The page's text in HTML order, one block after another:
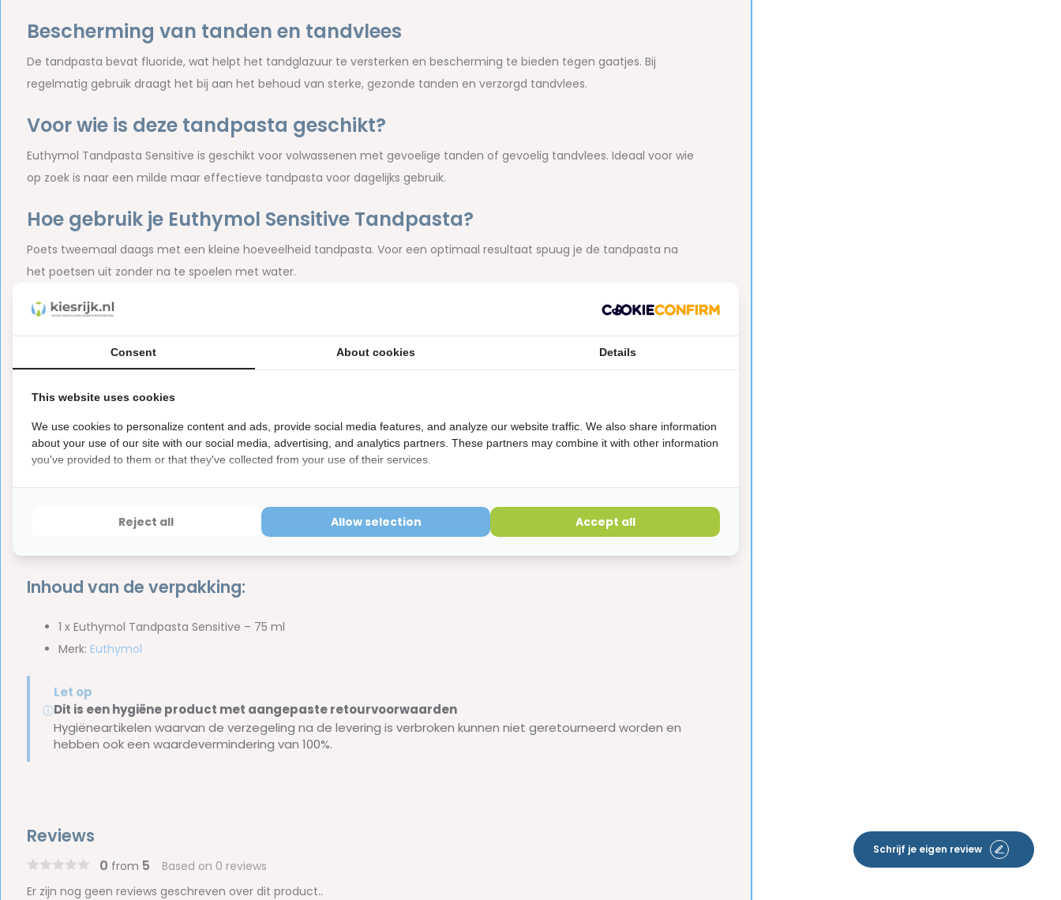
Bescherming van tanden en tandvlees
De tandpasta bevat fluoride, wat helpt het tandglazuur te versterken en bescherming te bieden tegen gaatjes. Bij
regelmatig gebruik draagt het bij aan het behoud van sterke, gezonde tanden en verzorgd tandvlees.
Voor wie is deze tandpasta geschikt?
Euthymol Tandpasta Sensitive is geschikt voor volwassenen met gevoelige tanden of gevoelig tandvlees. Ideaal voor wie
op zoek is naar een milde maar effectieve tandpasta voor dagelijks gebruik.
Hoe gebruik je Euthymol Sensitive Tandpasta?
Poets tweemaal daags met een kleine hoeveelheid tandpasta. Voor een optimaal resultaat spuug je de tandpasta na
het poetsen uit zonder na te spoelen met water.
Voordelen van Euthymol Sensitive Tandpasta
Helpt beschermen tegen tandgevoeligheid
Ondersteunt gezond tandvlees
Zorgt voor een fris en schoon mondgevoel
Ingrediënten van de gevoelige tanden tandpasta
Aqua, Sorbitol, Hydrated Silica, Glycerin, Sodium Lauryl Sulfate, Aroma, Cellulose Gum, Sodium Fluoride, Sodium Saccharin,
Inhoud van de verpakking:
1 x Euthymol Tandpasta Sensitive – 75 ml
Merk: Euthymol
ⓘ
Let op
Dit is een hygiëne product met aangepaste retourvoorwaarden
Hygiëneartikelen waarvan de verzegeling na de levering is verbroken kunnen niet geretourneerd worden en
hebben ook een waardevermindering van 100%.
Reviews
0 from 5 Based on 0 reviews
Schrijf je eigen review
Er zijn nog geen reviews geschreven over dit product..
Consent About cookies Details
This website uses cookies
We use cookies to personalize content and ads, provide social media features, and analyze our website traffic. We also share information
about your use of our site with our social media, advertising, and analytics partners. These partners may combine it with other information
you've provided to them or that they've collected from your use of their services.
Reject all Allow selection Accept all